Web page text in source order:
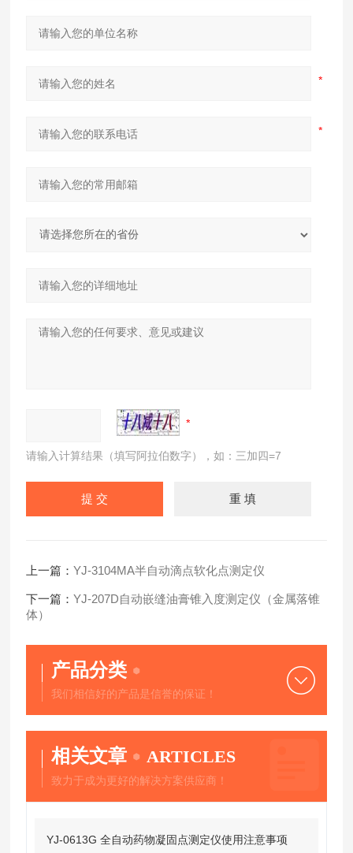
请输入计算结果（填写阿拉伯数字），如：三加四=7
上一篇：YJ-3104MA半自动滴点软化点测定仪
下一篇：YJ-207D自动嵌缝油膏锥入度测定仪（金属落锥
体）
产品分类
我们相信好的产品是信誉的保证！
相关文章 ARTICLES
致力于成为更好的解决方案供应商！
YJ-0613G 全自动药物凝固点测定仪使用注意事项